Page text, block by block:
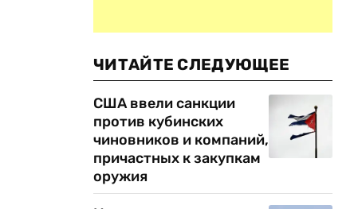
ЧИТАЙТЕ СЛЕДУЮЩЕЕ
США ввели санкции
против кубинских
чиновников и компаний,
причастных к закупкам
оружия